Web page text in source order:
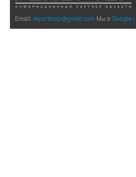
Email:reporterzp@gmail.com Мы вGoogle+